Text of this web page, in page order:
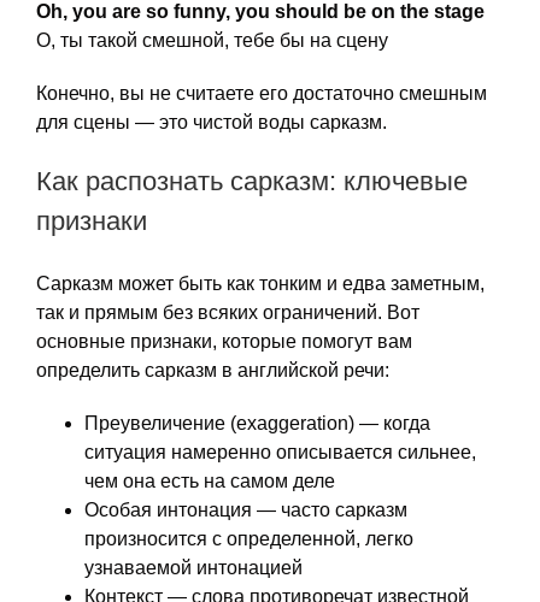
Oh, you are so funny, you should be on the stage
О, ты такой смешной, тебе бы на сцену
Конечно, вы не считаете его достаточно смешным
для сцены — это чистой воды сарказм.
Как распознать сарказм: ключевые
признаки
Сарказм может быть как тонким и едва заметным,
так и прямым без всяких ограничений. Вот
основные признаки, которые помогут вам
определить сарказм в английской речи:
Преувеличение (exaggeration) — когда
ситуация намеренно описывается сильнее,
чем она есть на самом деле
Особая интонация — часто сарказм
произносится с определенной, легко
узнаваемой интонацией
Контекст — слова противоречат известной